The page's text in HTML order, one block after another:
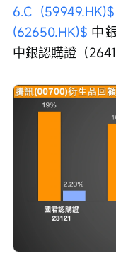
6.C (59949.HK)$
(62650.HK)$ 中
中銀認購證（